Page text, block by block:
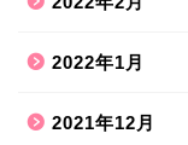
2022年1月
2021年12月